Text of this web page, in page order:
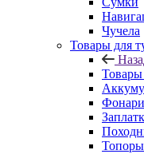
Чучела
Товары для
Товары
Фонари